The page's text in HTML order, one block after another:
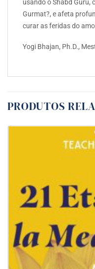
usando o Shabd Guru,
Gurmat?, e afeta
curar as feridas do
Yogi Bhajan, Ph.D.,
PRODUTOS